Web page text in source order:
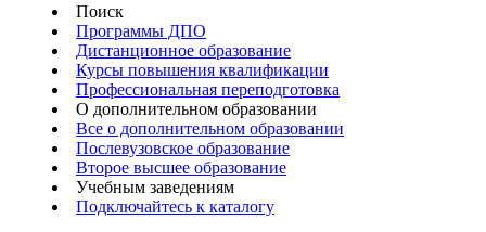
Поиск
Программы ДПО
Дистанционное образование
Курсы повышения квалификации
Профессиональная переподготовка
О дополнительном образовании
Все о дополнительном образовании
Послевузовское образование
Второе высшее образование
Учебным заведениям
Подключайтесь к каталогу